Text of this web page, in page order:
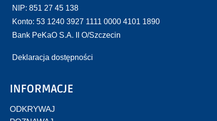
NIP: 851 27 45 138
Konto: 53 1240 3927 1111 0000 4101 1890
Bank PeKaO S.A. II O/Szczecin
Deklaracja dostępności
INFORMACJE
ODKRYWAJ